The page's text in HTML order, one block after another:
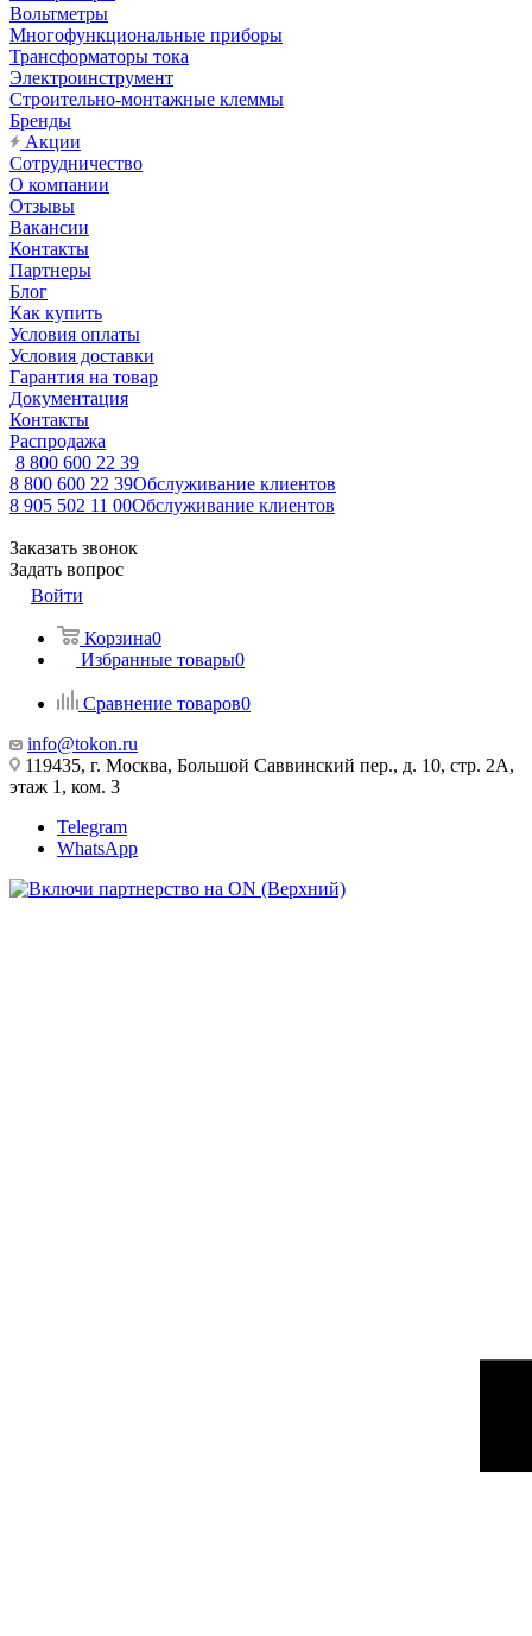
Вольтметры
Многофункциональные приборы
Трансформаторы тока
Электроинструмент
Строительно-монтажные клеммы
Бренды
Акции
Сотрудничество
О компании
Отзывы
Вакансии
Контакты
Партнеры
Блог
Как купить
Условия оплаты
Условия доставки
Гарантия на товар
Документация
Контакты
Распродажа
8 800 600 22 39
8 800 600 22 39Обслуживание клиентов
8 905 502 11 00Обслуживание клиентов
Заказать звонок
Задать вопрос
Войти
Корзина0
Избранные товары0
Сравнение товаров0
info@tokon.ru
119435, г. Москва, Большой Саввинский пер., д. 10, стр. 2А,
этаж 1, ком. 3
Telegram
WhatsApp